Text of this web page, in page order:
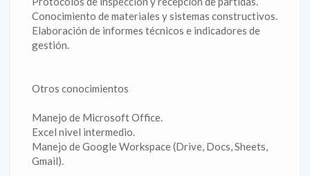
Conocimiento de materiales y sistemas constructivos.
Elaboración de informes técnicos e indicadores de
gestión.
Otros conocimientos
Manejo de Microsoft Office.
Excel nivel intermedio.
Manejo de Google Workspace (Drive, Docs, Sheets,
Gmail).